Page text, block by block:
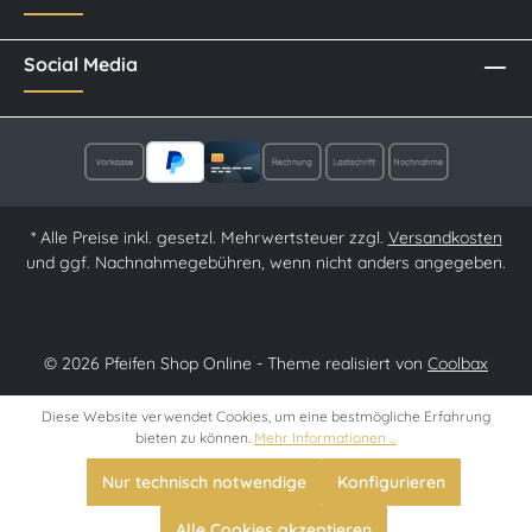
Social Media
* Alle Preise inkl. gesetzl. Mehrwertsteuer zzgl. Versandkosten
und ggf. Nachnahmegebühren, wenn nicht anders angegeben.
© 2026 Pfeifen Shop Online - Theme realisiert von Coolbax
Diese Website verwendet Cookies, um eine bestmögliche Erfahrung
bieten zu können. Mehr Informationen ...
Nur technisch notwendige Konfigurieren